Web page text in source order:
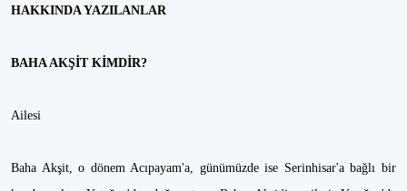
HAKKINDA YAZILANLAR
BAHA AKŞİT KİMDİR?
Ailesi
Baha Akşit, o dönem Acıpayam'a, günümüzde ise Serinhisar'a bağlı bir